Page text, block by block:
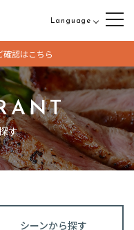
認はこちら
Language
日本語
English
中文（繁体字）
中文（簡体字）
す
シーンから探す